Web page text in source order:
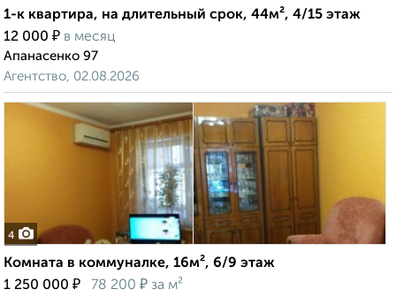
1-к квартира, на длительный срок, 44м², 4/15 этаж
12 000 ₽ в месяц
Апанасенко 97
Агентство, 02.08.2026
4
Комната в коммуналке, 16м², 6/9 этаж
1 250 000 ₽ 78 200 ₽ за м²